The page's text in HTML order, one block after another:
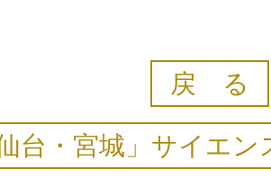
戻 る
台・宮城」サイエン